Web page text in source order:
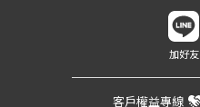
加好友
客戶權益專線